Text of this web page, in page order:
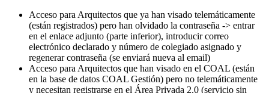
Acceso para Arquitectos que ya han visado telemáticamente
(están registrados) pero han olvidado la contraseña -> entrar
en el enlace adjunto (parte inferior), introducir correo
electrónico declarado y número de colegiado asignado y
regenerar contraseña (se enviará nueva al email)
Acceso para Arquitectos que han visado en el COAL (están
en la base de datos COAL Gestión) pero no telemáticamente
y necesitan registrarse en el Área Privada 2.0 (servicio sin